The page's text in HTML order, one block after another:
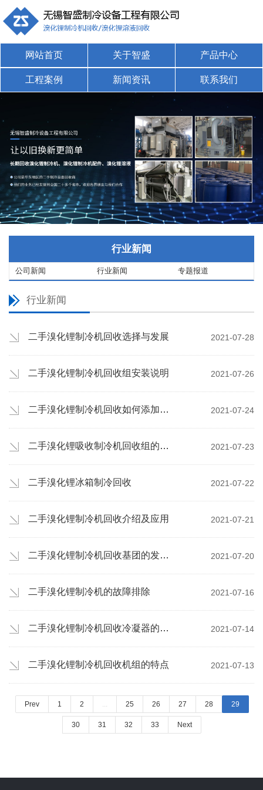
网站首页 关于智盛 产品中心
工程案例 新闻资讯 联系我们
行业新闻
公司新闻 行业新闻 专题报道
行业新闻
二手溴化锂制冷机回收选择与发展 2021-07-28
二手溴化锂制冷机回收组安装说明 2021-07-26
二手溴化锂制冷机回收如何添加制冷剂？ 2021-07-24
二手溴化锂吸收制冷机回收组的调试 2021-07-23
二手溴化锂冰箱制冷回收 2021-07-22
二手溴化锂制冷机回收介绍及应用 2021-07-21
二手溴化锂制冷机回收基团的发展前景 2021-07-20
二手溴化锂制冷机的故障排除 2021-07-16
二手溴化锂制冷机回收冷凝器的保护 2021-07-14
二手溴化锂制冷机回收机组的特点 2021-07-13
Prev 1 2 ... 25 26 27 28 29
30 31 32 33 Next